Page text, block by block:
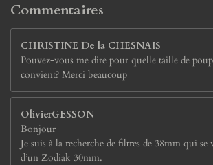
Commentaires
CHRISTINE De la CHESNAIS
Pouvez-vous me dire pour quelle taille de
convient? Merci beaucoup
OlivierGESSON
Bonjour
Je suis à la recherche de filtres de 38mm qui se
d’un Zodiak 30mm.